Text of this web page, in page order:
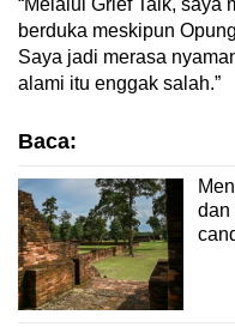
berduka meskipun
Saya jadi merasa
alami itu enggak salah.”
Baca:
dan